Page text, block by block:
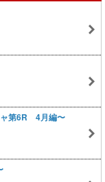
第6R 4月編〜